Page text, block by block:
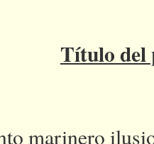
Título del
marinero